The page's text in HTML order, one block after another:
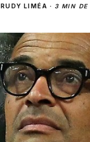
RUDY LIMÉA · 3 MIN DE